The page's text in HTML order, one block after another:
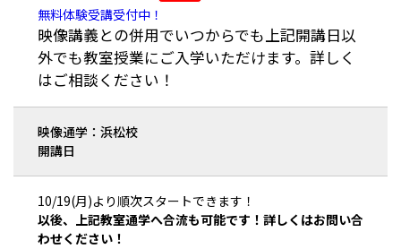
無料体験受講受付中！
映像講義との併用でいつからでも上記開講日以
外でも教室授業にご入学いただけます。詳しく
はご相談ください！
映像通学：浜松校
開講日
10/19(月)より順次スタートできます！
以後、上記教室通学へ合流も可能です！詳しくはお問い合
わせください！